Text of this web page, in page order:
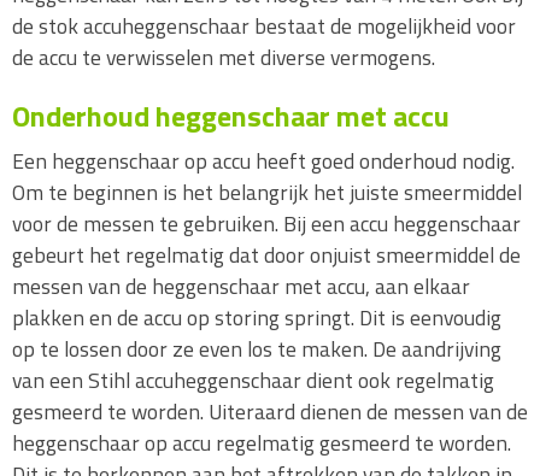
de stok accuheggenschaar bestaat de mogelijkheid voor
de accu te verwisselen met diverse vermogens.
Onderhoud heggenschaar met accu
Een heggenschaar op accu heeft goed onderhoud nodig.
Om te beginnen is het belangrijk het juiste smeermiddel
voor de messen te gebruiken. Bij een accu heggenschaar
gebeurt het regelmatig dat door onjuist smeermiddel de
messen van de heggenschaar met accu, aan elkaar
plakken en de accu op storing springt. Dit is eenvoudig
op te lossen door ze even los te maken. De aandrijving
van een Stihl accuheggenschaar dient ook regelmatig
gesmeerd te worden. Uiteraard dienen de messen van de
heggenschaar op accu regelmatig gesmeerd te worden.